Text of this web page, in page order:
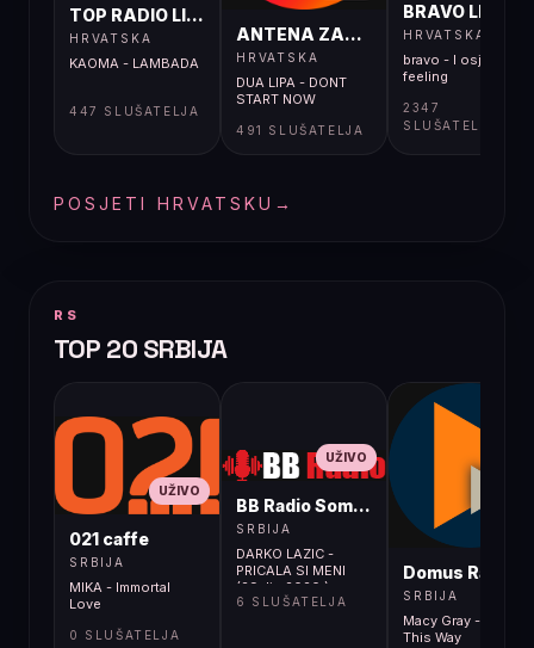
TOP RADIO LIVE
HRVATSKA
KAOMA - LAMBADA
447 SLUŠATELJA
ANTENA ZAGREB LIVE
HRVATSKA
DUA LIPA - DONT
START NOW
491 SLUŠATELJA
BRAVO LIVE
HRVATSKA
bravo - I osjećaj i
feeling
2347
SLUŠATELJA
POSJETI HRVATSKU →
RS
TOP 20 SRBIJA
UŽIVO
021 caffe
SRBIJA
MIKA - Immortal
Love
0 SLUŠATELJA
UŽIVO
BB Radio Sombor
SRBIJA
DARKO LAZIC -
PRICALA SI MENI
(29. lip 2020.) +++
6 SLUŠATELJA
Domus Radio
SRBIJA
Macy Gray - Walk
This Way